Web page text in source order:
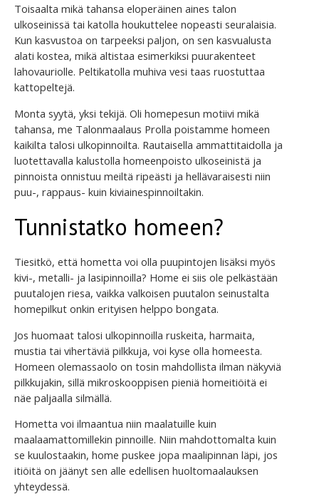
Toisaalta mikä tahansa eloperäinen aines talon
ulkoseinissä tai katolla houkuttelee nopeasti seuralaisia.
Kun kasvustoa on tarpeeksi paljon, on sen kasvualusta
alati kostea, mikä altistaa esimerkiksi puurakenteet
lahovauriolle. Peltikatolla muhiva vesi taas ruostuttaa
kattopeltejä.
Monta syytä, yksi tekijä. Oli homepesun motiivi mikä
tahansa, me Talonmaalaus Prolla poistamme homeen
kaikilta talosi ulkopinnoilta. Rautaisella ammattitaidolla ja
luotettavalla kalustolla homeenpoisto ulkoseinistä ja
pinnoista onnistuu meiltä ripeästi ja hellävaraisesti niin
puu-, rappaus- kuin kiviainespinnoiltakin.
Tunnistatko homeen?
Tiesitkö, että hometta voi olla puupintojen lisäksi myös
kivi-, metalli- ja lasipinnoilla? Home ei siis ole pelkästään
puutalojen riesa, vaikka valkoisen puutalon seinustalta
homepilkut onkin erityisen helppo bongata.
Jos huomaat talosi ulkopinnoilla ruskeita, harmaita,
mustia tai vihertäviä pilkkuja, voi kyse olla homeesta.
Homeen olemassaolo on tosin mahdollista ilman näkyviä
pilkkujakin, sillä mikroskooppisen pieniä homeitiöitä ei
näe paljaalla silmällä.
Hometta voi ilmaantua niin maalatuille kuin
maalaamattomillekin pinnoille. Niin mahdottomalta kuin
se kuulostaakin, home puskee jopa maalipinnan läpi, jos
itiöitä on jäänyt sen alle edellisen huoltomaalauksen
yhteydessä.